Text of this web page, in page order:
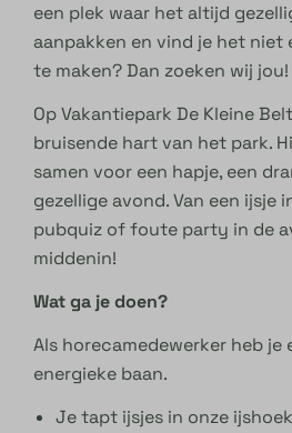
een plek waar het altijd
aanpakken en vind je het niet
te maken? Dan zoeken wij jou!
Op Vakantiepark De Kleine
bruisende hart van het park.
samen voor een hapje, een
gezellige avond. Van een ijsje
pubquiz of foute party in de
middenin!
Wat ga je doen?
Als horecamedewerker heb je
energieke baan.
Je tapt ijsjes in onze ijshoek